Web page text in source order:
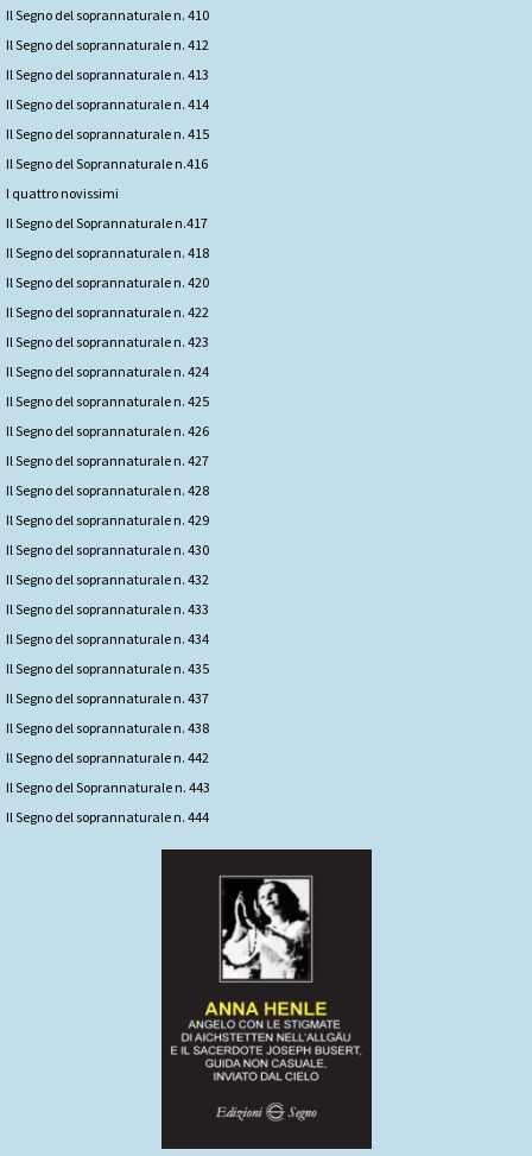
Il Segno del soprannaturale n. 410
Il Segno del soprannaturale n. 412
Il Segno del soprannaturale n. 413
Il Segno del soprannaturale n. 414
Il Segno del soprannaturale n. 415
Il Segno del Soprannaturale n.416
I quattro novissimi
Il Segno del Soprannaturale n.417
Il Segno del soprannaturale n. 418
Il Segno del soprannaturale n. 420
Il Segno del soprannaturale n. 422
Il Segno del soprannaturale n. 423
Il Segno del soprannaturale n. 424
Il Segno del soprannaturale n. 425
Il Segno del soprannaturale n. 426
Il Segno del soprannaturale n. 427
Il Segno del soprannaturale n. 428
Il Segno del soprannaturale n. 429
Il Segno del soprannaturale n. 430
Il Segno del soprannaturale n. 432
Il Segno del soprannaturale n. 433
Il Segno del soprannaturale n. 434
Il Segno del soprannaturale n. 435
Il Segno del soprannaturale n. 437
Il Segno del soprannaturale n. 438
ll Segno del soprannaturale n. 442
Il Segno del Soprannaturale n. 443
Il Segno del soprannaturale n. 444